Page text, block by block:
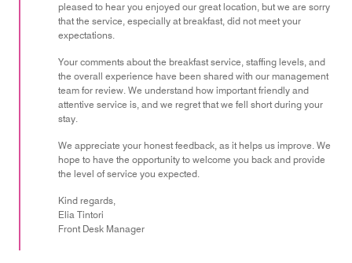
pleased to hear you enjoyed our great location, but we are sorry
that the service, especially at breakfast, did not meet your
expectations.
Your comments about the breakfast service, staffing levels, and
the overall experience have been shared with our management
team for review. We understand how important friendly and
attentive service is, and we regret that we fell short during your
stay.
We appreciate your honest feedback, as it helps us improve. We
hope to have the opportunity to welcome you back and provide
the level of service you expected.
Kind regards,
Elia Tintori
Front Desk Manager